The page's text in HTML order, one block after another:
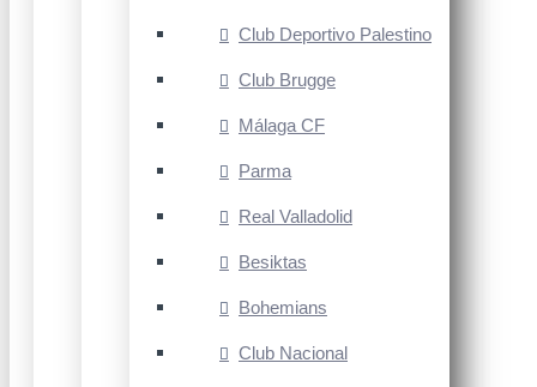
Club Deportivo Palestino
Club Brugge
Málaga CF
Parma
Real Valladolid
Besiktas
Bohemians
Club Nacional